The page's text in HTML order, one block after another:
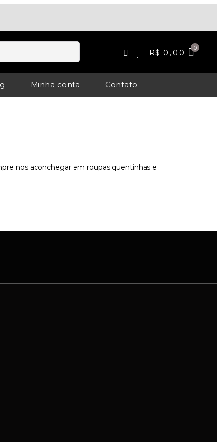
R$ 0,00
Minha conta Contato
nos aconchegar em roupas quentinhas e